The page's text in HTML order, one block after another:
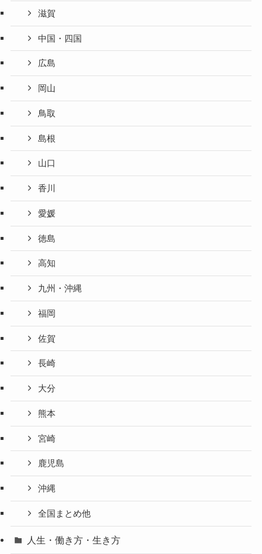
滋賀
中国・四国
広島
岡山
鳥取
島根
山口
香川
愛媛
徳島
高知
九州・沖縄
福岡
佐賀
長崎
大分
熊本
宮崎
鹿児島
沖縄
全国まとめ他
人生・働き方・生き方